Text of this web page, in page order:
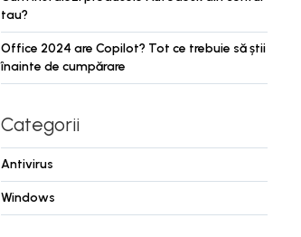
tau?
Office 2024 are Copilot? Tot ce trebuie să știi
înainte de cumpărare
Categorii
Antivirus
Windows